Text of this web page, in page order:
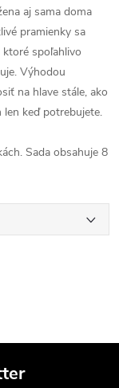
aj sama doma
pramienky sa
spoľahlivo
Výhodou
na hlave stále, ako
len keď potrebujete.
Sada obsahuje 8